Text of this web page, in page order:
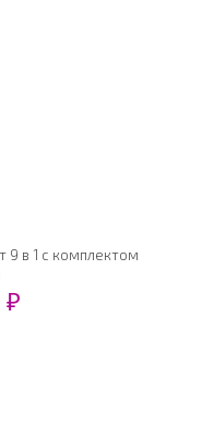
9 в 1 с комплектом
₽